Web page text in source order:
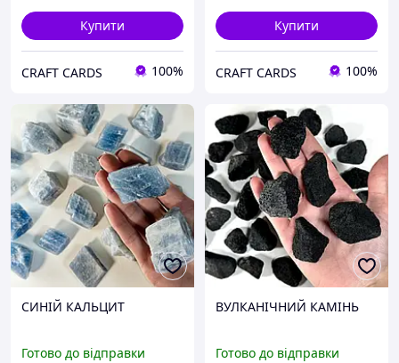
Купити
CRAFT CARDS 100%
Купити
CRAFT CARDS 100%
СИНІЙ КАЛЬЦИТ
Готово до відправки
ВУЛКАНІЧНИЙ КАМІНЬ
Готово до відправки